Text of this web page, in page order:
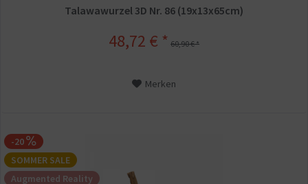
Talawawurzel 3D Nr. 86 (19x13x65cm)
48,72 € * 60,90 € *
Merken
-20
SOMMER SALE
Augmented Reality